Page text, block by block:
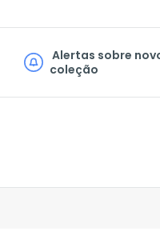
Alertas sobre
coleção